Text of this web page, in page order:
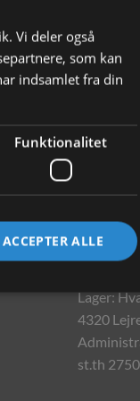
Rabbitpet
En del
Lager:
4320
st.th
Vi deler også
som kan
indsamlet fra din
Funktionalitet
ACCEPTER ALLE